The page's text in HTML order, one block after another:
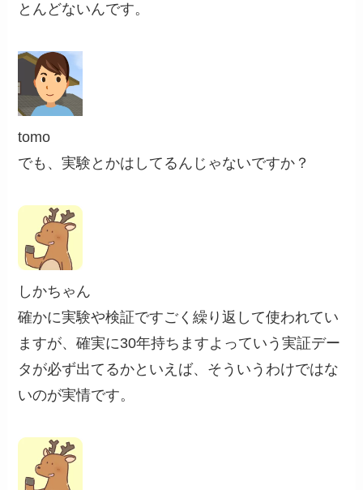
とんどないんです。
tomo
でも、実験とかはしてるんじゃないですか？
しかちゃん
確かに実験や検証ですごく繰り返して使われてい
ますが、確実に30年持ちますよっていう実証デー
タが必ず出てるかといえば、そういうわけではな
いのが実情です。